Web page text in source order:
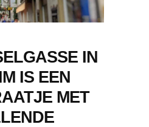
IN
IS EEN
MET